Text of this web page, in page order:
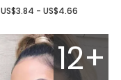
US$3.84 - US$4.66
12+